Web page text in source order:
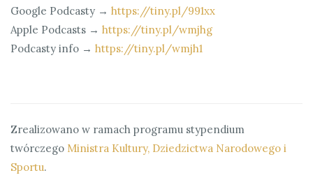
Google Podcasty → https://tiny.pl/991xx
Apple Podcasts → https://tiny.pl/wmjhg
Podcasty info → https://tiny.pl/wmjh1
Zrealizowano w ramach programu stypendium
twórczego Ministra Kultury, Dziedzictwa Narodowego i
Sportu.